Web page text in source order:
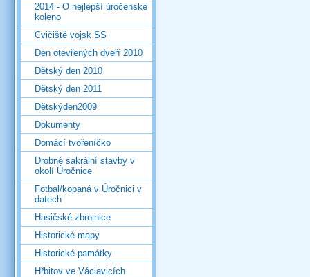
2014 - O nejlepší úročenské
koleno
Cvičiště vojsk SS
Den otevřených dveří 2010
Dětský den 2010
Dětský den 2011
Dětskýden2009
Dokumenty
Domácí tvořeníčko
Drobné sakrální stavby v
okolí Úročnice
Fotbal/kopaná v Úročnici v
datech
Hasičské zbrojnice
Historické mapy
Historické památky
Hřbitov ve Václavicích